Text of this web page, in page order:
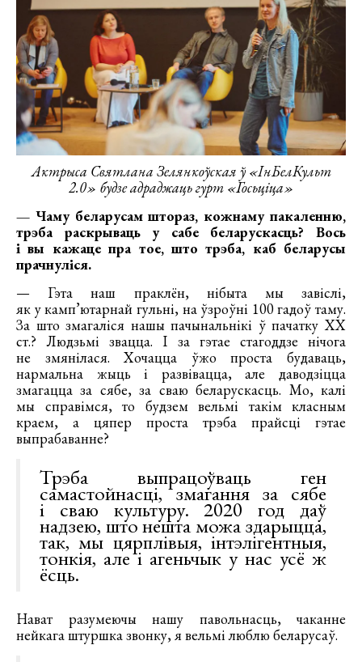
Актрыса Святлана Зелянкоўская ў «ІнБелКульт
2.0» будзе адраджаць гурт «Госьціца»
— Чаму беларусам штораз, кожнаму пакаленню,
трэба раскрываць у сабе беларускасць? Вось
і вы кажаце пра тое, што трэба, каб беларусы
прачнуліся.
— Гэта наш праклён, нібыта мы завіслі,
як у камп’ютарнай гульні, на ўзроўні 100 гадоў таму.
За што змагаліся нашы пачынальнікі ў пачатку ХХ
ст.? Людзьмі звацца. І за гэтае стагоддзе нічога
не змянілася. Хочацца ўжо проста будаваць,
нармальна жыць і развівацца, але даводзіцца
змагацца за сябе, за сваю беларускасць. Мо, калі
мы справімся, то будзем вельмі такім класным
краем, а цяпер проста трэба прайсці гэтае
выпрабаванне?
Трэба выпрацоўваць ген
самастойнасці, змагання за сябе
і сваю культуру. 2020 год даў
надзею, што нешта можа здарыцца,
так, мы цярплівыя, інтэлігентныя,
тонкія, але і агеньчык у нас усё ж
ёсць.
Нават разумеючы нашу павольнасць, чаканне
нейкага штуршка звонку, я вельмі люблю беларусаў.